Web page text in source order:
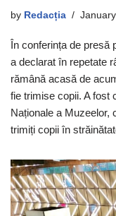
by Redacția
În conferința de presă
a declarat în repetate
rămână acasă de
fie trimise copii. A fost
Naționale a Muzeelor,
trimiți copii în